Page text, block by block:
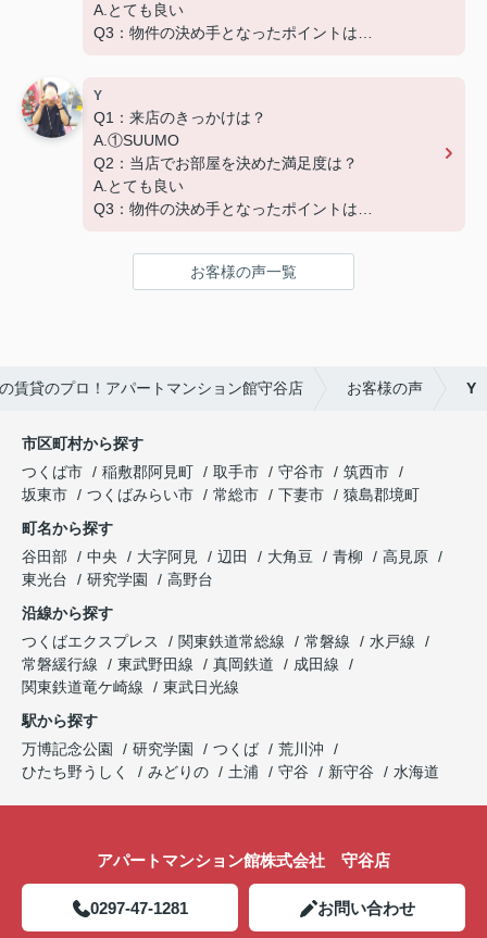
A.とても良い
Q3：物件の決め手となったポイントは？
Y
Q1：来店のきっかけは？
A.①SUUMO
Q2：当店でお部屋を決めた満足度は？
A.とても良い
Q3：物件の決め手となったポイントは？
お客様の声一覧
賃貸のプロ！アパートマンション館守谷店 お客様の声 Y
市区町村から探す
つくば市
稲敷郡阿見町 取手市 守谷市
筑西市
坂東市
つくばみらい市 常総市 下妻市
猿島郡境町
町名から探す
谷田部
中央 大字阿見 辺田 大角豆 青柳
高見原
東光台
研究学園
高野台
沿線から探す
つくばエクスプレス
関東鉄道常総線 常磐線
水戸線
常磐緩行線
東武野田線 真岡鉄道
成田線
関東鉄道竜ケ崎線
東武日光線
駅から探す
万博記念公園
研究学園 つくば
荒川沖
ひたち野うしく
みどりの 土浦 守谷 新守谷 水海道
アパートマンション館株式会社 守谷店
0297-47-1281 お問い合わせ